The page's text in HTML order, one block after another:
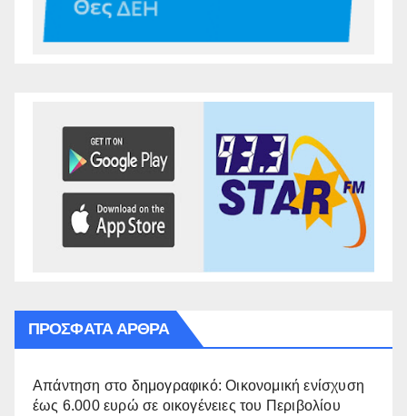
ΠΡΌΣΦΑΤΑ ΆΡΘΡΑ
Απάντηση στο δημογραφικό: Οικονομική ενίσχυση
έως 6.000 ευρώ σε οικογένειες του Περιβολίου